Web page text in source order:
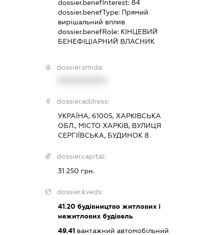
dossier.benefInterest: 84
dossier.benefType: Прямий
вирішальний вплив
dossier.benefRole: КІНЦЕВИЙ
БЕНЕФІЦІАРНИЙ ВЛАСНИК
dossier.smida:
dossier.address:
УКРАЇНА, 61005, ХАРКІВСЬКА
ОБЛ., МІСТО ХАРКІВ, ВУЛИЦЯ
СЕРГІЇВСЬКА, БУДИНОК 8
dossier.capital:
31 250 грн.
dossier.kveds:
41.20будівництво житлових і
нежитлових будівель
49.41вантажний автомобільний